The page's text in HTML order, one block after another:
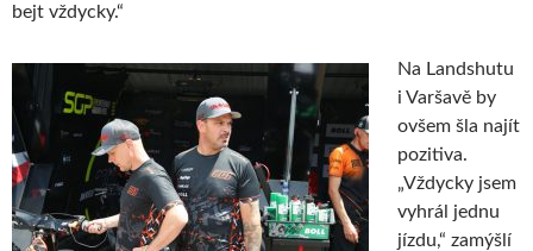
bejt vždycky.“
Na Landshutu
i Varšavě by
ovšem šla najít
pozitiva.
„Vždycky jsem
vyhrál jednu
jízdu,“ zamýšlí